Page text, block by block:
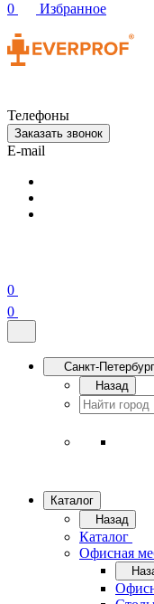
0
Избранное
Телефоны
Заказать звонок
E-mail
0
0
Санкт-Петербург
Назад
Каталог
Назад
Каталог
Офисная